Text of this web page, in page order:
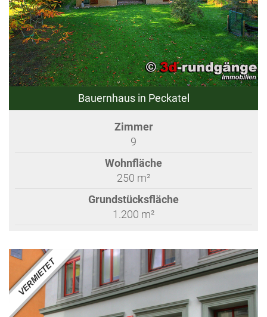
Bauernhaus in Peckatel
Zimmer
9
Wohnfläche
250 m²
Grundstücksfläche
1.200 m²